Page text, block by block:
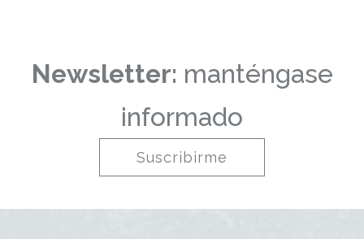
Newsletter: manténgase
informado
Suscribirme